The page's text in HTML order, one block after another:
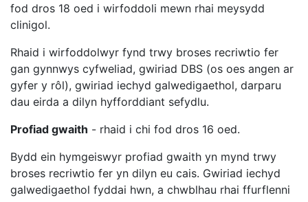
fod dros 18 oed i wirfoddoli mewn rhai meysydd
clinigol.
Rhaid i wirfoddolwyr fynd trwy broses recriwtio fer
gan gynnwys cyfweliad, gwiriad DBS (os oes angen ar
gyfer y rôl), gwiriad iechyd galwedigaethol, darparu
dau eirda a dilyn hyfforddiant sefydlu.
Profiad gwaith - rhaid i chi fod dros 16 oed.
Bydd ein hymgeiswyr profiad gwaith yn mynd trwy
broses recriwtio fer yn dilyn eu cais. Gwiriad iechyd
galwedigaethol fyddai hwn, a chwblhau rhai ffurflenni